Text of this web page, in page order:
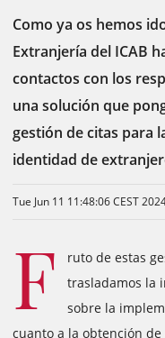
Como ya os hemos
Extranjería del ICAB
contactos con los
una solución que
gestión de citas para
identidad de
Tue Jun 11 11:48:06 CEST
F
ruto de estas
trasladamos la
sobre la
cuanto a la obtención